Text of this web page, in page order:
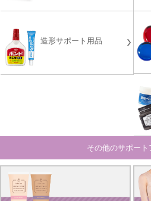
造形サポート用品
その他のサポート